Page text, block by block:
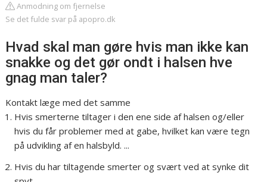
Anmodning om fjernelse
Se det fulde svar på apopro.dk
Hvad skal man gøre hvis man ikke kan
snakke og det gør ondt i halsen hve
gnag man taler?
Kontakt læge med det samme
Hvis smerterne tiltager i den ene side af halsen og/eller
hvis du får problemer med at gabe, hvilket kan være tegn
på udvikling af en halsbyld. ...
Hvis du har tiltagende smerter og svært ved at synke dit